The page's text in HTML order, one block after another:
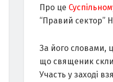
Про це
“Правий сектор”
За його словами,
що священик
Участь у заході